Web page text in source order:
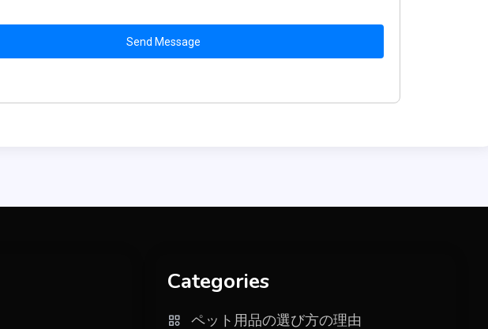
Send Message
Categories
ペット用品の選び方の理由